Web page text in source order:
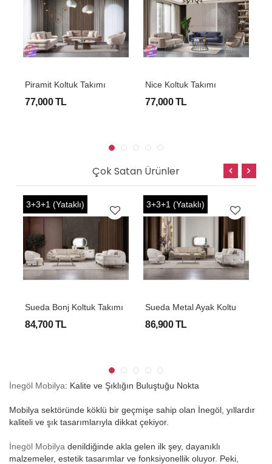
Piramit Koltuk Takımı
77,000 TL
Nice Koltuk Takımı
77,000 TL
Çok Satan Ürünler
3+3+1 (Yataklı)
Sueda Bonj Koltuk Takımı
84,700 TL
3+3+1 (Yataklı)
86,900 TL
İnegöl Mobilya: Kalite ve Şıklığın Buluştuğu Nokta
Mobilya sektöründe köklü bir geçmişe sahip olan İnegöl, yıllardır
kaliteli ve şık tasarımlarıyla dikkat çekiyor.
İnegöl Mobilya denildiğinde akla gelen ilk şey, dayanıklı
malzemeler, estetik tasarımlar ve fonksiyonellik oluyor. Peki,